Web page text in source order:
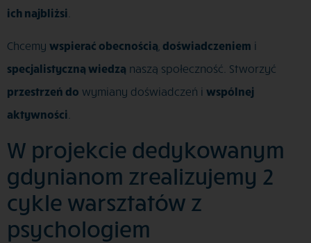
ich najbliżsi
Chcemy wspierać obecnością doświadczeniem i
specjalistyczną wiedzą naszą społeczność. Stworzyć
przestrzeń do wymiany doświadczeń i wspólnej
aktywności
W projekcie dedykowanym
gdynianom zrealizujemy 2
cykle warsztatów z
psychologiem